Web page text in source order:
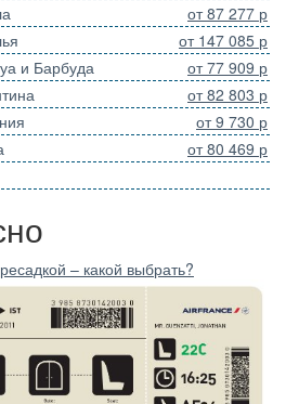
от 87 277 р
от 147 085 р
и Барбуда
от 77 909 р
от 82 803 р
от 9 730 р
от 80 469 р
– какой выбрать?